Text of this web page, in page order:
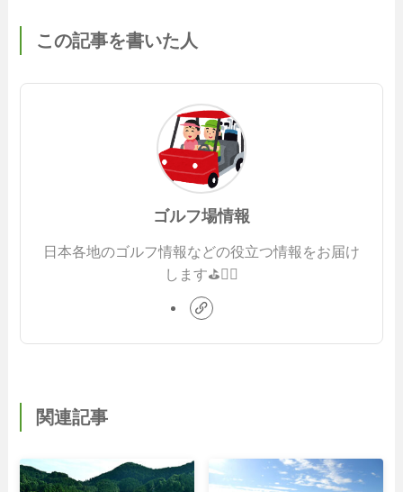
この記事を書いた人
ゴルフ場情報
日本各地のゴルフ情報などの役立つ情報をお届け
します⛳️🏌️‍♂️
関連記事